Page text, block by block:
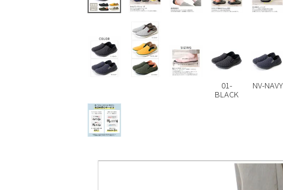
01-
BLACK
NV-NAVY